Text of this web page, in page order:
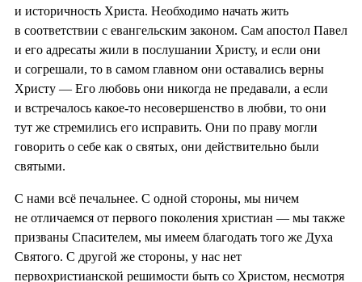
и историчность Христа. Необходимо начать жить
в соответствии с евангельским законом. Сам апостол Павел
и его адресаты жили в послушании Христу, и если они
и согрешали, то в самом главном они оставались верны
Христу — Его любовь они никогда не предавали, а если
и встречалось какое-то несовершенство в любви, то они
тут же стремились его исправить. Они по праву могли
говорить о себе как о святых, они действительно были
святыми.
С нами всё печальнее. С одной стороны, мы ничем
не отличаемся от первого поколения христиан — мы также
призваны Спасителем, мы имеем благодать того же Духа
Святого. С другой же стороны, у нас нет
первохристианской решимости быть со Христом, несмотря